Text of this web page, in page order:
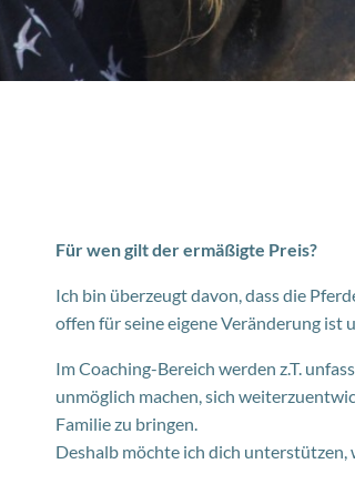
Für wen gilt der ermäßigte Preis?
Ich bin überzeugt davon, dass die
offen für seine eigene Veränderung ist
Im Coaching-Bereich werden z.T.
unmöglich machen, sich
Familie zu bringen.
Deshalb möchte ich dich unterstützen,